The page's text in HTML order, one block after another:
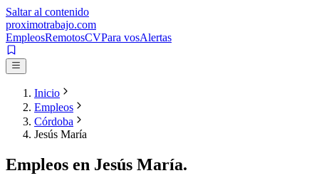
Saltar al contenido
proximotrabajo.com
EmpleosRemotosCVPara vosAlertas
Inicio
Empleos
Córdoba
Jesús María
Empleos en Jesús María.